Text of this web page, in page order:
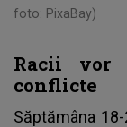
foto: PixaBay)
Racii vor
conflicte
Săptămâna